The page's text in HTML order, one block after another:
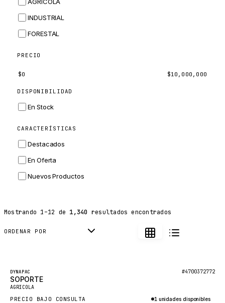
CORTECO
KUBOTA
MERLO
HYUNDAI
BALDWIN
DONALDSON
HIDROMEK
MANITOU
INDUSTRIAL
FORESTAL
PRECIO
$0 $10,000,000
DISPONIBILIDAD
En Stock
CARACTERÍSTICAS
Destacados
En Oferta
Nuevos Productos
Mostrando 1–12 de 1,340 resultados encontrados
ORDENAR POR
Destacado
DYNAPAC #4700372772
SOPORTE
AGRICOLA
PRECIO BAJO CONSULTA 1 unidades disponibles